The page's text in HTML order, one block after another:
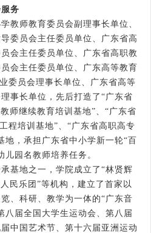
务
教师教育委员会副理事长单位、
委员会主任委员单位、广东省高
会主任委员单位、广东省高职教
会主任委员单位、广东高等教育
委员会理事长单位、广东省高等
事长单位，先后打造了“广东省
师继续教育培训基地”、“广东省
程培训基地”、“广东省高职高专
地，承担广东省中小学新一轮“百
园名教师培养任务。
基地之一，学院成立了“林贤辉
民乐团”等机构，建立了首家以
、科研、教学为一体的“广东音
八届全国大学生运动会、第八届
中国艺术节、第十六届亚洲运动